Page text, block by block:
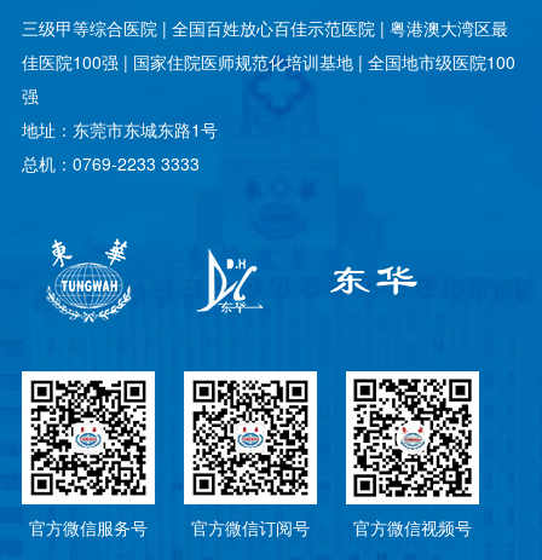
三级甲等综合医院 | 全国百姓放心百佳示范医院 | 粤港澳大湾区最
佳医院100强 | 国家住院医师规范化培训基地 | 全国地市级医院100
强
地址：东莞市东城东路1号
总机：0769-2233 3333
官方微信服务号 官方微信订阅号 官方微信视频号